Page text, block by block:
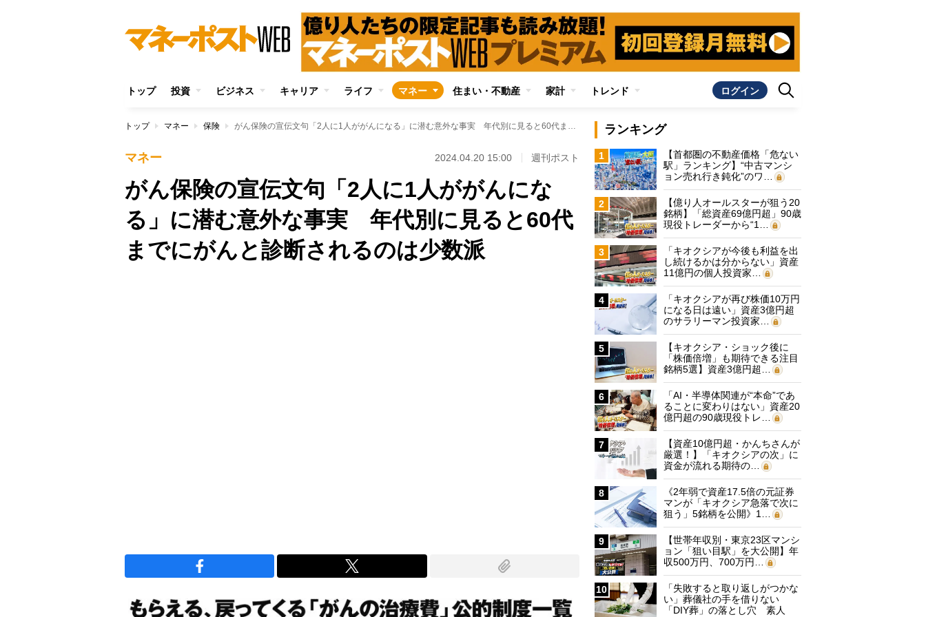
トップ 投資 ビジネス キャリア ライフ マネー 住まい・不動産 家計 トレンド ログイン
トップ マネー 保険 がん保険の宣伝文句「2人に1人ががんになる」に潜む意外な事実 年代別に見ると60代までにがんと診断されるのは少数派
マネー 2024.04.20 15:00 週刊ポスト
がん保険の宣伝文句「2人に1人ががんにな
る」に潜む意外な事実 年代別に見ると60代
までにがんと診断されるのは少数派
ランキング
1
【首都圏の不動産価格「危ない
駅」ランキング】“中古マンシ
ョン売れ行き鈍化”のワ…
2
【億り人オールスターが狙う20
銘柄】「総資産69億円超」90歳
現役トレーダーから“1…
3
「キオクシアが今後も利益を出
し続けるかは分からない」資産
11億円の個人投資家…
4
「キオクシアが再び株価10万円
になる日は遠い」資産3億円超
のサラリーマン投資家…
5
【キオクシア・ショック後に
「株価倍増」も期待できる注目
銘柄5選】資産3億円超…
6
「AI・半導体関連が“本命”であ
ることに変わりはない」資産20
億円超の90歳現役トレ…
7
【資産10億円超・かんちさんが
厳選！】「キオクシアの次」に
資金が流れる期待の…
8
《2年弱で資産17.5倍の元証券
マンが「キオクシア急落で次に
狙う」5銘柄を公開》1…
9
【世帯年収別・東京23区マンシ
ョン「狙い目駅」を大公開】年
収500万円、700万円…
10
「失敗すると取り返しがつかな
い」葬儀社の手を借りない
「DIY葬」の落とし穴 素人